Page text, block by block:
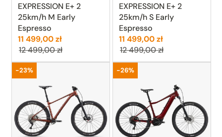
EXPRESSION E+ 2
25km/h M Early
Espresso
Cena:
11 499,00 złPoprzednia cena:
12 499,00 zł
EXPRESSION E+ 2
25km/h S Early
Espresso
Cena:
11 499,00 złPoprzednia
12 499,00 zł
Promocja
-23% Promocja
-26%